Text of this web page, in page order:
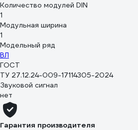
Количество модулей DIN
1
Модульная ширина
1
Модельный ряд
ВЛ
ГОСТ
ТУ 27.12.24-009-17114305-2024
Звуковой сигнал
нет
Гарантия производителя